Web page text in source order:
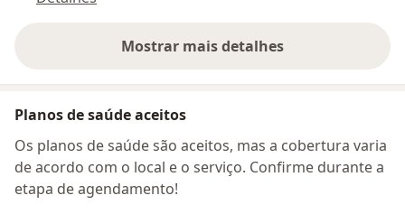
Mostrar mais detalhes
sobre o endereço
Planos de saúde aceitos
Os planos de saúde são aceitos, mas a cobertura varia
de acordo com o local e o serviço. Confirme durante a
etapa de agendamento!